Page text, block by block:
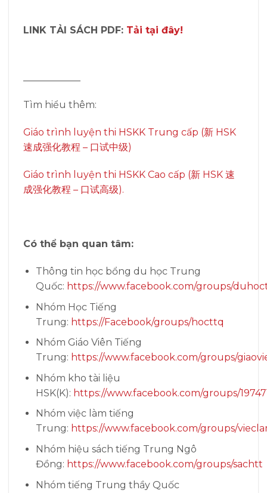
LINK TẢI SÁCH PDF: Tải tại đây!
Tìm hiểu thêm:
Giáo trình luyện thi HSKK Trung cấp (新 HSK
速成强化教程 – 口试中级)
Giáo trình luyện thi HSKK Cao cấp (新 HSK 速
成强化教程 – 口试高级).
Có thể bạn quan tâm:
Thông tin học bổng du học Trung
Quốc: https://www.facebook.com/groups/
Nhóm Học Tiếng
Trung: https://Facebook/groups/hocttq
Nhóm Giáo Viên Tiếng
Trung: https://www.facebook.com/groups/
Nhóm kho tài liệu
HSK(K): https://www.facebook.com/groups/
Nhóm việc làm tiếng
Trung: https://www.facebook.com/groups/
Nhóm hiệu sách tiếng Trung Ngô
Đồng: https://www.facebook.com/groups/sachtt
Nhóm tiếng Trung thầy Quốc